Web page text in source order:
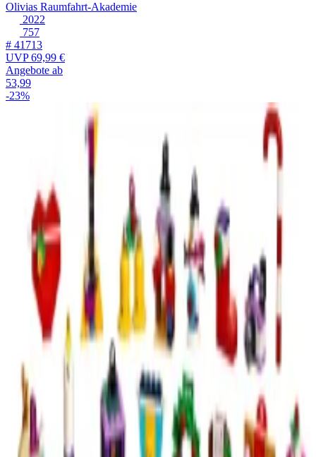
Olivias Raumfahrt-Akademie
2022
757
# 41713
UVP69,99 €
Angebote ab
53,99
-23%